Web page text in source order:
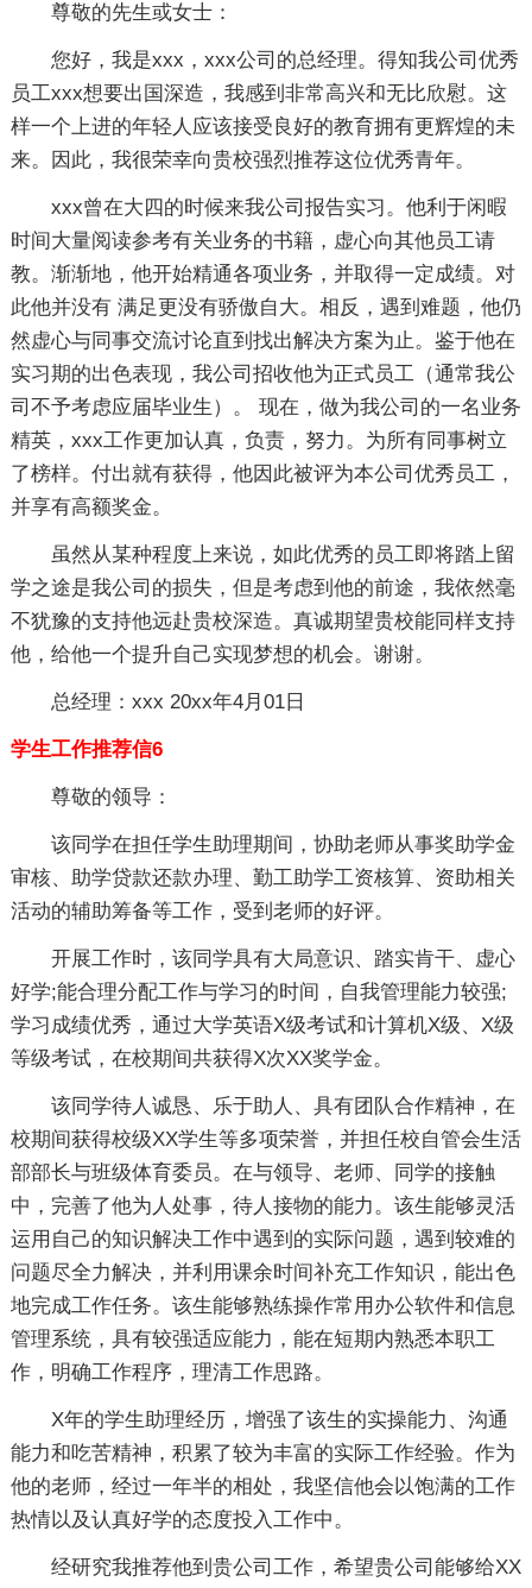
尊敬的先生或女士：
您好，我是xxx，xxx公司的总经理。得知我公司优秀
员工xxx想要出国深造，我感到非常高兴和无比欣慰。这
样一个上进的年轻人应该接受良好的教育拥有更辉煌的未
来。因此，我很荣幸向贵校强烈推荐这位优秀青年。
xxx曾在大四的时候来我公司报告实习。他利于闲暇
时间大量阅读参考有关业务的书籍，虚心向其他员工请
教。渐渐地，他开始精通各项业务，并取得一定成绩。对
此他并没有 满足更没有骄傲自大。相反，遇到难题，他仍
然虚心与同事交流讨论直到找出解决方案为止。鉴于他在
实习期的出色表现，我公司招收他为正式员工（通常我公
司不予考虑应届毕业生）。 现在，做为我公司的一名业务
精英，xxx工作更加认真，负责，努力。为所有同事树立
了榜样。付出就有获得，他因此被评为本公司优秀员工，
并享有高额奖金。
虽然从某种程度上来说，如此优秀的员工即将踏上留
学之途是我公司的损失，但是考虑到他的前途，我依然毫
不犹豫的支持他远赴贵校深造。真诚期望贵校能同样支持
他，给他一个提升自己实现梦想的机会。谢谢。
总经理：xxx 20xx年4月01日
学生工作推荐信6
尊敬的领导：
该同学在担任学生助理期间，协助老师从事奖助学金
审核、助学贷款还款办理、勤工助学工资核算、资助相关
活动的辅助筹备等工作，受到老师的好评。
开展工作时，该同学具有大局意识、踏实肯干、虚心
好学;能合理分配工作与学习的时间，自我管理能力较强;
学习成绩优秀，通过大学英语X级考试和计算机X级、X级
等级考试，在校期间共获得X次XX奖学金。
该同学待人诚恳、乐于助人、具有团队合作精神，在
校期间获得校级XX学生等多项荣誉，并担任校自管会生活
部部长与班级体育委员。在与领导、老师、同学的接触
中，完善了他为人处事，待人接物的能力。该生能够灵活
运用自己的知识解决工作中遇到的实际问题，遇到较难的
问题尽全力解决，并利用课余时间补充工作知识，能出色
地完成工作任务。该生能够熟练操作常用办公软件和信息
管理系统，具有较强适应能力，能在短期内熟悉本职工
作，明确工作程序，理清工作思路。
X年的学生助理经历，增强了该生的实操能力、沟通
能力和吃苦精神，积累了较为丰富的实际工作经验。作为
他的老师，经过一年半的相处，我坚信他会以饱满的工作
热情以及认真好学的态度投入工作中。
经研究我推荐他到贵公司工作，希望贵公司能够给XX